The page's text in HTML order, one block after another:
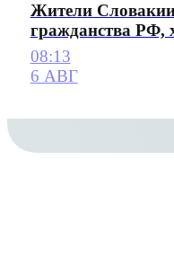
Жители
гражданства РФ,
08:13
6 АВГ